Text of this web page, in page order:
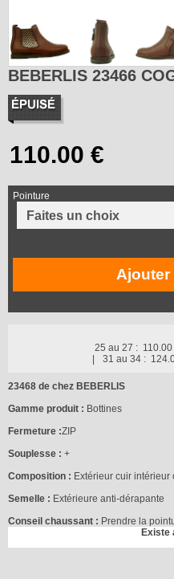
BEBERLIS 23466
Pointure
Ajouter
25 au 27 : 110.00
31 au 34 :
23468 de chez BEBERLIS
Gamme produit : Bottines
Fermeture :ZIP
Souplesse : +
Composition : Extérieur cuir intérieur
Semelle : Extérieure anti-dérapante
Conseil chaussant : Prendre la
Existe